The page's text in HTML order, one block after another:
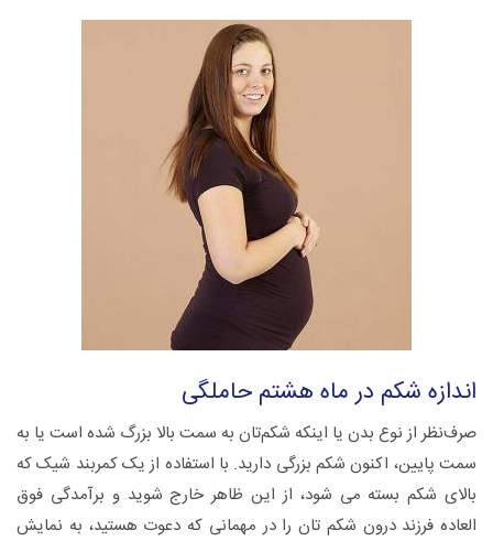
اندازه شکم در ماه هشتم حاملگی
صرف‌نظر از نوع بدن یا اینکه شکم‌تان به سمت بالا بزرگ شده است یا به
سمت پایین، اکنون شکم بزرگی دارید. با استفاده از یک کمربند شیک که
بالای شکم بسته می شود، از این ظاهر خارج شوید و برآمدگی فوق
العاده فرزند درون شکم تان را در مهمانی که دعوت هستید، به نمایش